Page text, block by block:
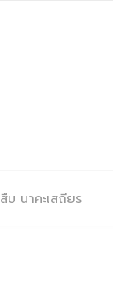
สืบ นาคะเสถียร